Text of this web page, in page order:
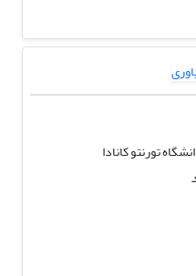
تورنتو کانادا